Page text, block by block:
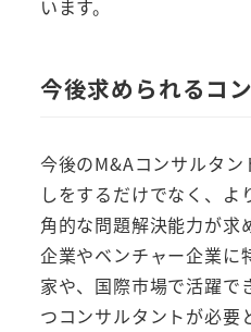
います。
今後求められるコ
今後のM&Aコンサルタ
しをするだけでなく、よ
角的な問題解決能力が求
企業やベンチャー企業に
家や、国際市場で活躍で
つコンサルタントが必要